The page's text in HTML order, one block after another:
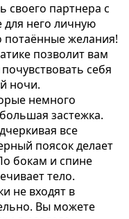
своего партнера с
для него личную
потаённые желания!
позволит вам
себя
ночи.
немного
застежка.
все
поясок делает
бокам и спине
тело.
не входят в
Вы можете